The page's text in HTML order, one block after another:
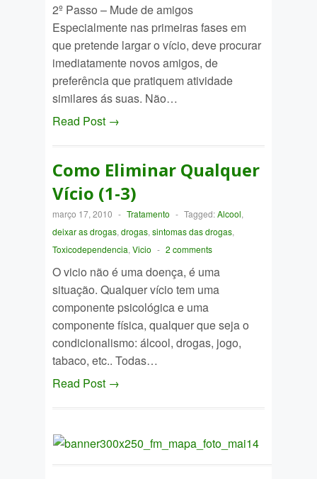
2º Passo – Mude de amigos
Especialmente nas primeiras fases em
que pretende largar o vício, deve procurar
imediatamente novos amigos, de
preferência que pratiquem atividade
similares ás suas. Não…
Read Post →
Como Eliminar Qualquer
Vício (1-3)
março 17, 2010 - Tratamento - Tagged:Alcool,
deixar as drogas, drogas, sintomas das drogas,
Toxicodependencia, Vicio - 2 comments
O vicio não é uma doença, é uma
situação. Qualquer vício tem uma
componente psicológica e uma
componente física, qualquer que seja o
condicionalismo: álcool, drogas, jogo,
tabaco, etc.. Todas…
Read Post →